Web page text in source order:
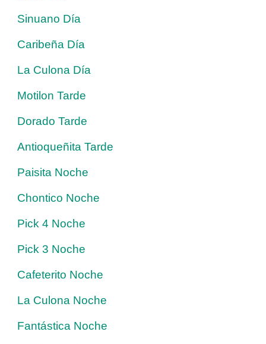
Sinuano Día
Caribeña Día
La Culona Día
Motilon Tarde
Dorado Tarde
Antioqueñita Tarde
Paisita Noche
Chontico Noche
Pick 4 Noche
Pick 3 Noche
Cafeterito Noche
La Culona Noche
Fantástica Noche